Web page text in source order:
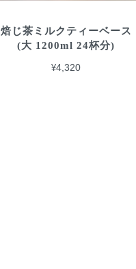
焙じ茶ミルクティーベース
(大 1200ml 24杯分)
¥4,320